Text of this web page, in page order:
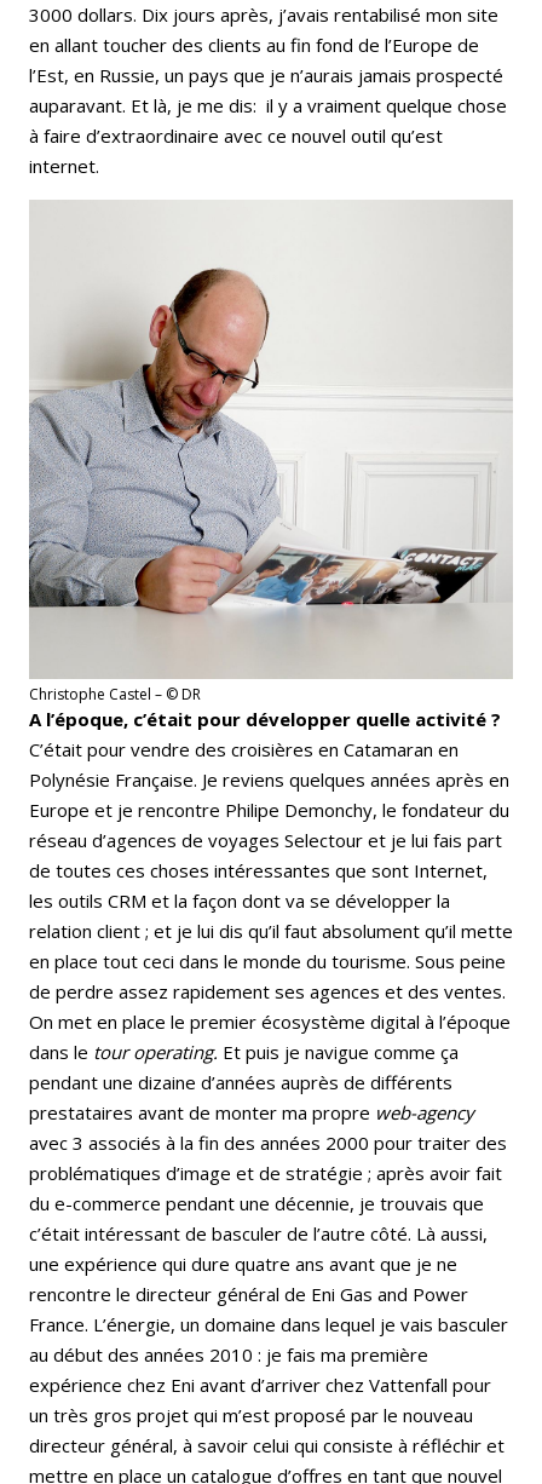
3000 dollars. Dix jours après, j’avais rentabilisé mon site
en allant toucher des clients au fin fond de l’Europe de
l’Est, en Russie, un pays que je n’aurais jamais prospecté
auparavant. Et là, je me dis: il y a vraiment quelque chose
à faire d’extraordinaire avec ce nouvel outil qu’est
internet.
Christophe Castel – © DR
A l’époque, c’était pour développer quelle activité ?
C’était pour vendre des croisières en Catamaran en
Polynésie Française. Je reviens quelques années après en
Europe et je rencontre Philipe Demonchy, le fondateur du
réseau d’agences de voyages Selectour et je lui fais part
de toutes ces choses intéressantes que sont Internet,
les outils CRM et la façon dont va se développer la
relation client ; et je lui dis qu’il faut absolument qu’il mette
en place tout ceci dans le monde du tourisme. Sous peine
de perdre assez rapidement ses agences et des ventes.
On met en place le premier écosystème digital à l’époque
dans le tour operating. Et puis je navigue comme ça
pendant une dizaine d’années auprès de différents
prestataires avant de monter ma propre web-agency
avec 3 associés à la fin des années 2000 pour traiter des
problématiques d’image et de stratégie ; après avoir fait
du e-commerce pendant une décennie, je trouvais que
c’était intéressant de basculer de l’autre côté. Là aussi,
une expérience qui dure quatre ans avant que je ne
rencontre le directeur général de Eni Gas and Power
France. L’énergie, un domaine dans lequel je vais basculer
au début des années 2010 : je fais ma première
expérience chez Eni avant d’arriver chez Vattenfall pour
un très gros projet qui m’est proposé par le nouveau
directeur général, à savoir celui qui consiste à réfléchir et
mettre en place un catalogue d’offres en tant que nouvel